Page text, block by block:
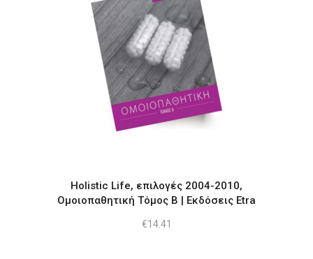
Holistic Life, επιλογές 2004-2010,
Ομοιοπαθητική Τόμος Β | Εκδόσεις Etra
€14.41